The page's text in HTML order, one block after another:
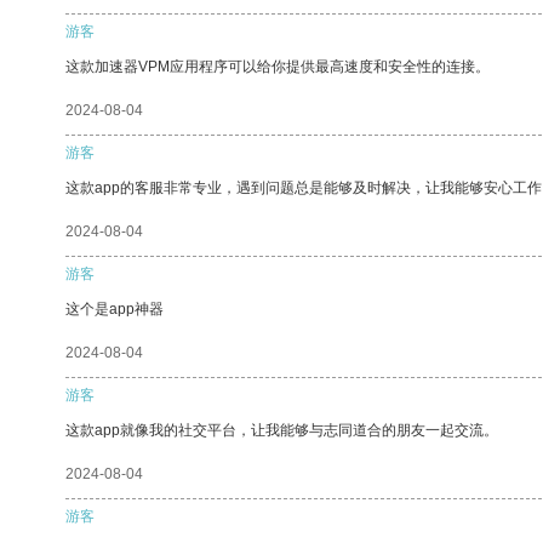
游客
这款加速器VPM应用程序可以给你提供最高速度和安全性的连接。
2024-08-04
游客
这款app的客服非常专业，遇到问题总是能够及时解决，让我能够安心工
2024-08-04
游客
这个是app神器
2024-08-04
游客
这款app就像我的社交平台，让我能够与志同道合的朋友一起交流。
2024-08-04
游客